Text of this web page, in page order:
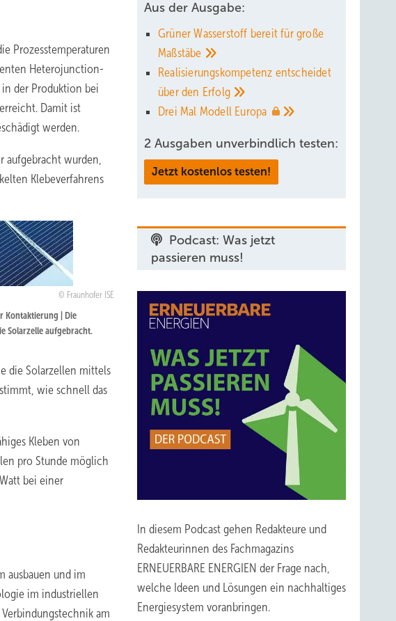
Prozesstemperaturen
Heterojunction-
der Produktion bei
Damit ist
werden.
aufgebracht wurden,
Klebeverfahrens
Fraunhofer ISE
Kontaktierung | Die
Solarzelle aufgebracht.
die Solarzellen mittels
wie schnell das
Kleben von
pro Stunde möglich
bei einer
ausbauen und im
im industriellen
am
Aus der Ausgabe:
Grüner Wasserstoff bereit für große
Maßstäbe
Realisierungskompetenz entscheidet
über den Erfolg
Drei Mal Modell Europa
2 Ausgaben unverbindlich testen:
Jetzt kostenlos testen!
Podcast: Was jetzt
passieren muss!
In diesem Podcast gehen Redakteure und
Redakteurinnen des Fachmagazins
ERNEUERBARE ENERGIEN der Frage nach,
welche Ideen und Lösungen ein nachhaltiges
Energiesystem voranbringen.